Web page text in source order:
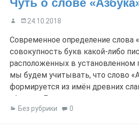
Чуть о слове
24.10.2018
Современное определение слова
совокупность букв какой-либо
расположенных в установленном
мы будем учитывать, что слово
формируется из имён древних
«Азъ» и «Буки», то мы сможем
слову следующую информацию: —
Без рубрики 0